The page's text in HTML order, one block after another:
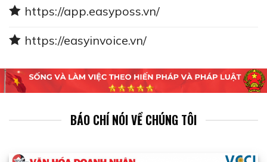
https://app.easyposs.vn/
https://easyinvoice.vn/
BÁO CHÍ NÓI VỀ CHÚNG TÔI